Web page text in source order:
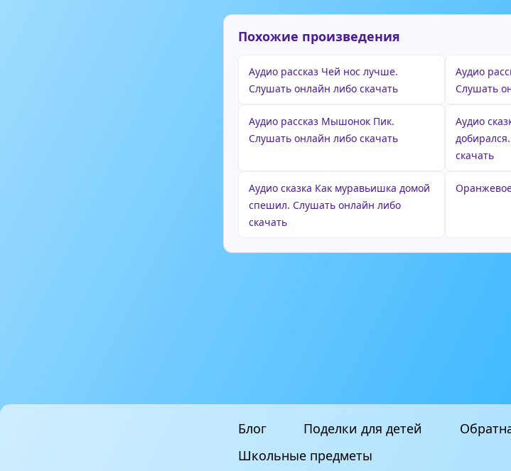
Похожие произведения
Аудио рассказ Чей нос лучше.
Слушать онлайн либо скачать
Аудио
Слушать
Аудио рассказ Мышонок Пик.
Слушать онлайн либо скачать
Аудио
скачать
Аудио сказка Как муравьишка домой
спешил. Слушать онлайн либо
скачать
Блог Поделки для детей
Школьные предметы